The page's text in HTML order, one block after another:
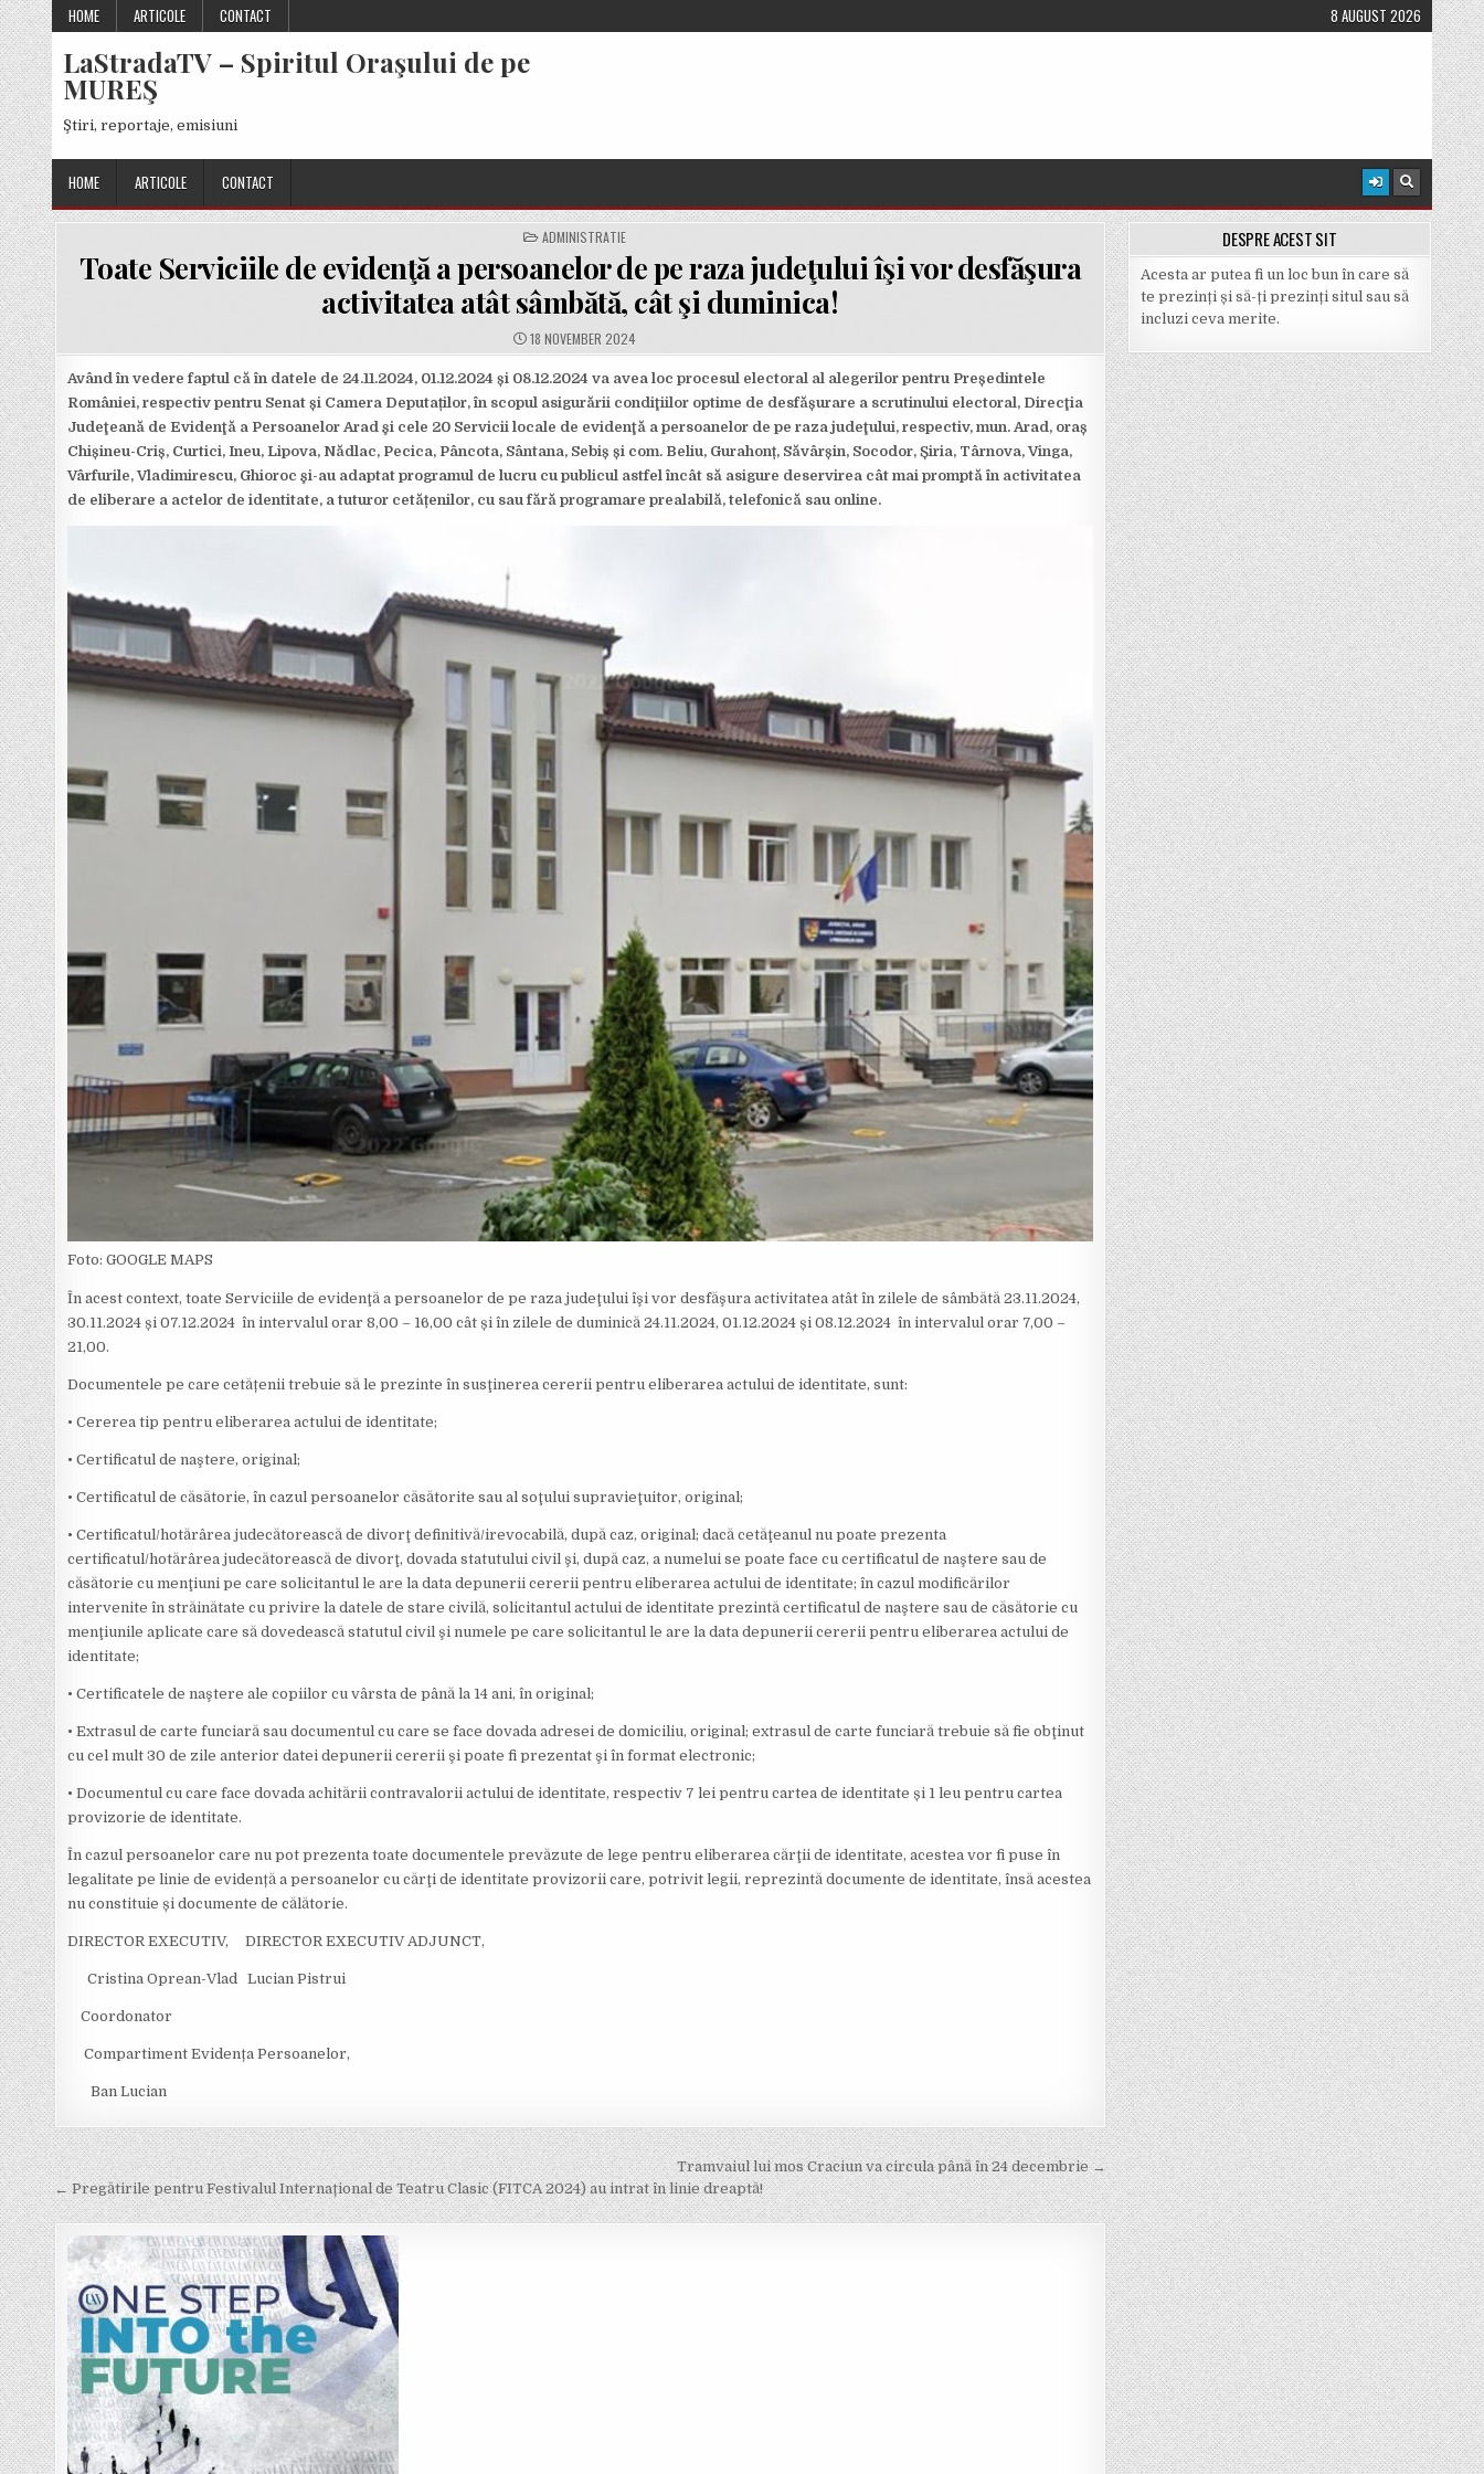
Skip
to
content
HOME ARTICOLE CONTACT 8 AUGUST 2026
LaStradaTV – Spiritul Oraşului de pe
MUREŞ
Ştiri, reportaje, emisiuni
HOME ARTICOLE CONTACT
POSTED
IN
ADMINISTRATIE
Toate Serviciile de evidenţă a persoanelor de pe raza judeţului îşi vor desfăşura
activitatea atât sâmbătă, cât şi duminica!
PUBLISHED
DATE:
18 NOVEMBER 2024
Având în vedere faptul că în datele de 24.11.2024, 01.12.2024 și 08.12.2024 va avea loc procesul electoral al alegerilor pentru Președintele
României, respectiv pentru Senat și Camera Deputaților, în scopul asigurării condiţiilor optime de desfășurare a scrutinului electoral, Direcţia
Judeţeană de Evidenţă a Persoanelor Arad şi cele 20 Servicii locale de evidenţă a persoanelor de pe raza judeţului, respectiv, mun. Arad, oraș
Chișineu-Criș, Curtici, Ineu, Lipova, Nădlac, Pecica, Pâncota, Sântana, Sebiș și com. Beliu, Gurahonț, Săvârșin, Socodor, Șiria, Târnova, Vinga,
Vârfurile, Vladimirescu, Ghioroc şi-au adaptat programul de lucru cu publicul astfel încât să asigure deservirea cât mai promptă în activitatea
de eliberare a actelor de identitate, a tuturor cetățenilor, cu sau fără programare prealabilă, telefonică sau online.
Foto: GOOGLE MAPS
În acest context, toate Serviciile de evidenţă a persoanelor de pe raza judeţului îşi vor desfăşura activitatea atât în zilele de sâmbătă 23.11.2024,
30.11.2024 și 07.12.2024 în intervalul orar 8,00 – 16,00 cât și în zilele de duminică 24.11.2024, 01.12.2024 și 08.12.2024 în intervalul orar 7,00 –
21,00.
Documentele pe care cetățenii trebuie să le prezinte în susţinerea cererii pentru eliberarea actului de identitate, sunt:
• Cererea tip pentru eliberarea actului de identitate;
• Certificatul de naştere, original;
• Certificatul de căsătorie, în cazul persoanelor căsătorite sau al soţului supravieţuitor, original;
• Certificatul/hotărârea judecătorească de divorţ definitivă/irevocabilă, după caz, original; dacă cetăţeanul nu poate prezenta
certificatul/hotărârea judecătorească de divorţ, dovada statutului civil şi, după caz, a numelui se poate face cu certificatul de naştere sau de
căsătorie cu menţiuni pe care solicitantul le are la data depunerii cererii pentru eliberarea actului de identitate; în cazul modificărilor
intervenite în străinătate cu privire la datele de stare civilă, solicitantul actului de identitate prezintă certificatul de naştere sau de căsătorie cu
menţiunile aplicate care să dovedească statutul civil şi numele pe care solicitantul le are la data depunerii cererii pentru eliberarea actului de
identitate;
• Certificatele de naştere ale copiilor cu vârsta de până la 14 ani, în original;
• Extrasul de carte funciară sau documentul cu care se face dovada adresei de domiciliu, original; extrasul de carte funciară trebuie să fie obţinut
cu cel mult 30 de zile anterior datei depunerii cererii şi poate fi prezentat şi în format electronic;
• Documentul cu care face dovada achitării contravalorii actului de identitate, respectiv 7 lei pentru cartea de identitate și 1 leu pentru cartea
provizorie de identitate.
În cazul persoanelor care nu pot prezenta toate documentele prevăzute de lege pentru eliberarea cărţii de identitate, acestea vor fi puse în
legalitate pe linie de evidență a persoanelor cu cărţi de identitate provizorii care, potrivit legii, reprezintă documente de identitate, însă acestea
nu constituie și documente de călătorie.
DIRECTOR EXECUTIV, DIRECTOR EXECUTIV ADJUNCT,
Cristina Oprean-Vlad Lucian Pistrui
Coordonator
Compartiment Evidența Persoanelor,
Ban Lucian
Post
navigation
Tramvaiul lui mos Craciun va circula până în 24 decembrie →
← Pregătirile pentru Festivalul Internațional de Teatru Clasic (FITCA 2024) au intrat în linie dreaptă!
DESPRE ACEST SIT
Acesta ar putea fi un loc bun în care să
te prezinți și să-ți prezinți situl sau să
incluzi ceva merite.